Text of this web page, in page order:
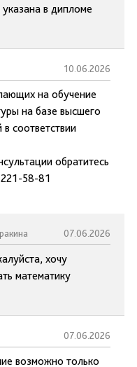
в дипломе
10.06.2026
на обучение
на базе высшего
соответствии
обратитесь
58-81
07.06.2026
хочу
математику
07.06.2026
возможно только